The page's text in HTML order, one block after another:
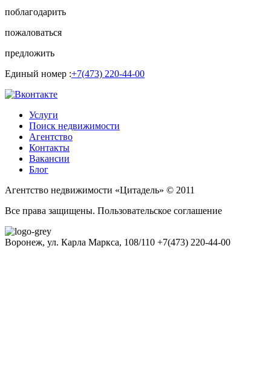
поблагодарить
пожаловаться
предложить
Единый номер :+7(473) 220-44-00
Услуги
Поиск недвижимости
Агентство
Контакты
Вакансии
Блог
Агентство недвижимости «Цитадель» © 2011
Все права защищены. Пользовательское соглашение
Воронеж, ул. Карла Маркса, 108/110 +7(473) 220-44-00